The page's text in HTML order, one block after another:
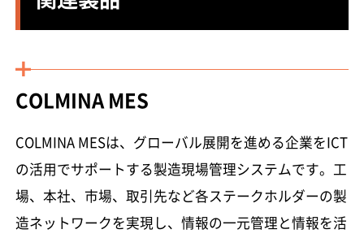
COLMINA MES
COLMINA MESは、グローバル展開を進める企業をICT
の活用でサポートする製造現場管理システムです。工
場、本社、市場、取引先など各ステークホルダーの製
造ネットワークを実現し、情報の一元管理と情報を活